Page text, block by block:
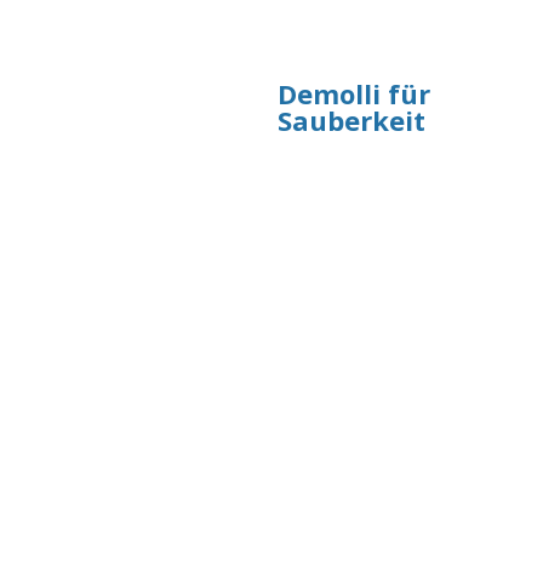
Demolli für
Sauberkeit